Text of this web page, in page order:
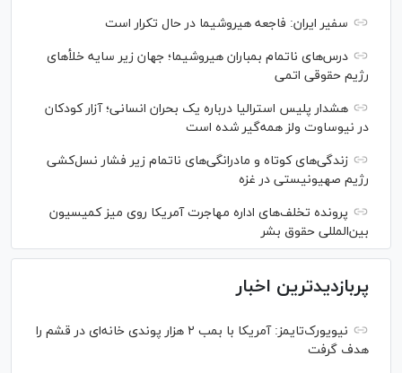
سفیر ایران: فاجعه هیروشیما در حال تکرار است
درس‌های ناتمام بمباران هیروشیما؛ جهان زیر سایه خلأ‌های
رژیم حقوقی اتمی
هشدار پلیس استرالیا درباره یک بحران انسانی؛ آزار کودکان
در نیوساوت ولز همه‌گیر شده است
زندگی‌های کوتاه و مادرانگی‌های ناتمام زیر فشار نسل‌کشی
رژیم صهیونیستی در غزه
پرونده تخلف‌های اداره مهاجرت آمریکا روی میز کمیسیون
بین‌المللی حقوق بشر
پربازدیدترین اخبار
نیویورک‌تایمز: آمریکا با بمب ۲ هزار پوندی خانه‌ای در قشم را
هدف گرفت